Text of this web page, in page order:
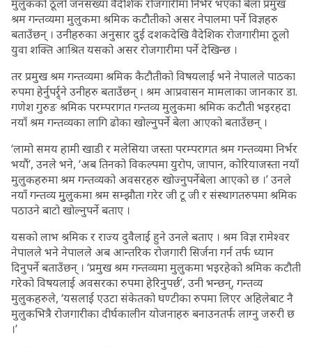
मुलुकको ठूलो जनसंख्या वैदेशिक रोजगारीमा निर्भर भएको बेला प्रमुख
श्रम गन्तव्यमा मुलुकमा श्रमिक कटौतीको असर नेपालमा पर्ने विज्ञहरु
बताउँछन् । उनीहरुका अनुसार दुई दशकदेखि वैदेशिक रोजगारीमा ठूलो
युवा शक्ति आश्रित यसको असर रोजगारीमा पर्ने देखिन्छ ।
तर प्रमुख श्रम गन्तव्यमा श्रमिक कैटौतीको विषयलाई भने नेपालले पाठका
रुपमा हेर्नुपर्र्र्ने उनीहरु बताउँछन् । श्रम आप्रवासन मामलाका जानकार डा.
गणेश गुरुङ श्रमिक परम्परागत गन्तव्य मुलुकमा श्रमिक कटौती भइरहदा
नयाँ श्रम गन्तव्यका लागि ढोका खोल्नुपर्ने बेला आएको बताउँछन् ।
‘लामो समय हामी खाडी र मलेसिया जस्ता परम्परागत श्रम गन्तव्यमा निर्भर
भयौं’, उनले भने, ‘अब तिनको विकल्पमा युरोप, जापान, कोरियाजस्ता नयाँ
मुलुकहरुमा श्रम गन्तव्यको अवसरहरु खोज्नुपर्नेबेला आएको छ ।’ उनले
नयाँ गन्तव्य मुुलुकमा श्रम सम्झौता गरेर जी टू जी र संस्थागतरुपमा श्रमिक
पठाउने बाटो खोल्नुपर्ने बताए ।
यसको लाभ श्रमिक र राज्य दुवैलाई हुने उनले बताए । श्रम विज्ञ रामेश्वर
नेपालले भने नेपालले अब आन्तरिक रोजगारी सिर्जना गर्न तर्फ ध्यान
दिनुपर्ने बताउँछन् । ‘प्रमुख श्रम गन्तव्यमा मुलुकमा भइरहेको श्रमिक कटौती
गरेको विषयलाई अवसरका रुपमा हेरिनुपर्छ’, उनी भन्छन्, गन्तव्य
मुलुकहरुले, ‘यसलाई एउटा संकेतको घण्टीका रुपमा लिएर अहिलेबाट नै
मुलुकभित्रै रोजगारीका दीर्घकालीन योजनाहरु बनाउनतर्फ लाग्नु जरुरी छ
।’